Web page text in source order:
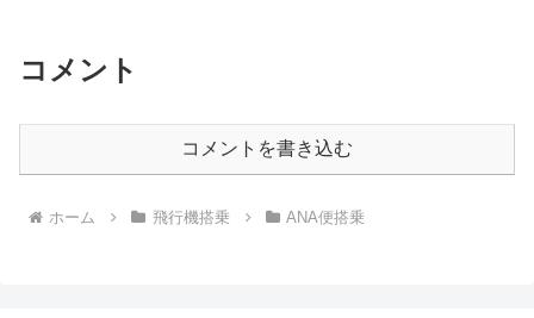
コメント
コメントを書き込む
ホーム 飛行機搭乗 ANA便搭乗